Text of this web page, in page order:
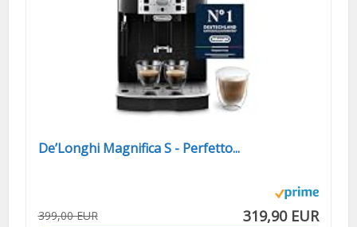
De’Longhi Magnifica S - Perfetto...
399,00 EUR 319,90 EUR